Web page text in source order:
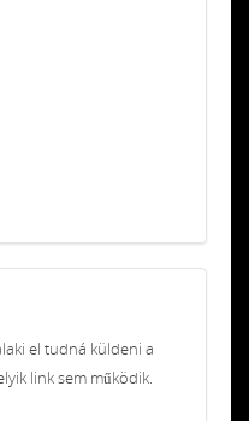
el tudná küldeni a
link sem működik.